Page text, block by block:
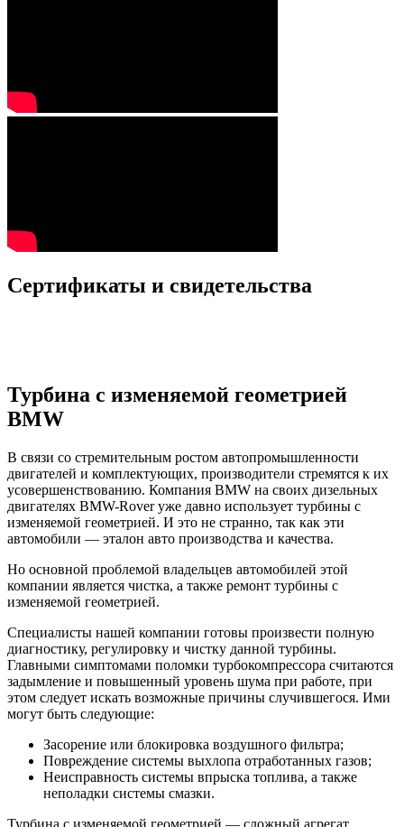
Сертификаты и свидетельства
Турбина с изменяемой геометрией
BMW
В связи со стремительным ростом автопромышленности
двигателей и комплектующих, производители стремятся к их
усовершенствованию. Компания BMW на своих дизельных
двигателях BMW-Rover уже давно использует турбины с
изменяемой геометрией. И это не странно, так как эти
автомобили — эталон авто производства и качества.
Но основной проблемой владельцев автомобилей этой
компании является чистка, а также ремонт турбины с
изменяемой геометрией.
Специалисты нашей компании готовы произвести полную
диагностику, регулировку и чистку данной турбины.
Главными симптомами поломки турбокомпрессора считаются
задымление и повышенный уровень шума при работе, при
этом следует искать возможные причины случившегося. Ими
могут быть следующие:
Засорение или блокировка воздушного фильтра;
Повреждение системы выхлопа отработанных газов;
Неисправность системы впрыска топлива, а также
неполадки системы смазки.
Турбина с изменяемой геометрией — сложный агрегат,